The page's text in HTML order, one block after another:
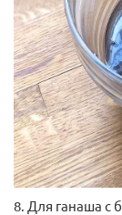
8. Для ганаша с